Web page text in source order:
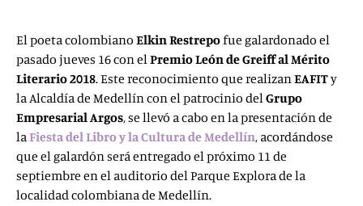
El poeta colombiano Elkin Restrepofue galardonado el
pasado jueves 16 con elPremio León de Greiff alMérito
Literario 2018. Este reconocimiento que realizanEAFITy
la Alcaldía de Medellín con el patrocinio delGrupo
Empresarial Argos, se llevó a cabo en la presentación de
laFiesta del Libro y la Cultura de Medellín, acordándose
que el galardón será entregado el próximo 11 de
septiembre en el auditorio del Parque Explora de la
localidad colombiana de Medellín.